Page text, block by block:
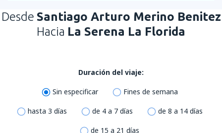
Desde Santiago Arturo Merino Benitez
Hacia La Serena La Florida
Duración del viaje:
Sin especificar Fines de semana
hasta 3 días de 4 a 7 días de 8 a 14 días
de 15 a 21 días